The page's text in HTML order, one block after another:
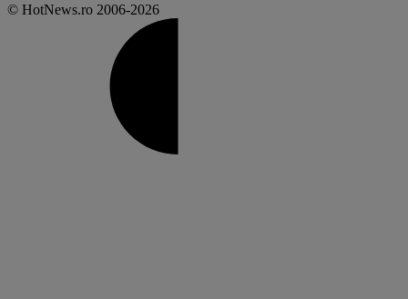
© HotNews.ro 2006-2026